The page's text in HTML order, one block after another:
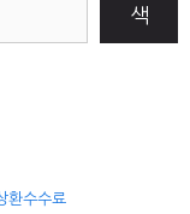
색
환수수료